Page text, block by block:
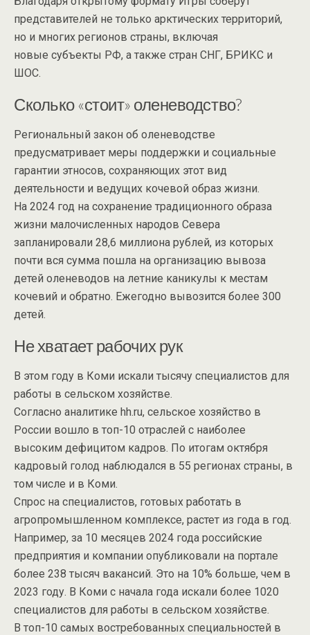
представителей не только арктических территорий,
но и многих регионов страны, включая
новые субъекты РФ, а также стран СНГ, БРИКС и
ШОС.
Сколько «стоит» оленеводство?
Региональный закон об оленеводстве
предусматривает меры поддержки и социальные
гарантии этносов, сохраняющих этот вид
деятельности и ведущих кочевой образ жизни.
На 2024 год на сохранение традиционного образа
жизни малочисленных народов Севера
запланировали 28,6 миллиона рублей, из которых
почти вся сумма пошла на организацию вывоза
детей оленеводов на летние каникулы к местам
кочевий и обратно. Ежегодно вывозится более 300
детей.
Не хватает рабочих рук
В этом году в Коми искали тысячу специалистов для
работы в сельском хозяйстве.
Согласно аналитике hh.ru, сельское хозяйство в
России вошло в топ-10 отраслей с наиболее
высоким дефицитом кадров. По итогам октября
кадровый голод наблюдался в 55 регионах страны, в
том числе и в Коми.
Спрос на специалистов, готовых работать в
агропромышленном комплексе, растет из года в год.
Например, за 10 месяцев 2024 года российские
предприятия и компании опубликовали на портале
более 238 тысяч вакансий. Это на 10% больше, чем в
2023 году. В Коми c начала года искали более 1020
специалистов для работы в сельском хозяйстве.
В топ-10 самых востребованных специальностей в